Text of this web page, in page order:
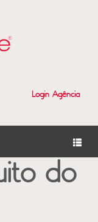
Login Agência
do